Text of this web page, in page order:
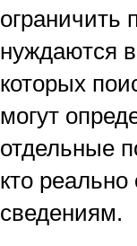
ограничить
нуждаются
которых
могут
отдельные
кто
сведениям.